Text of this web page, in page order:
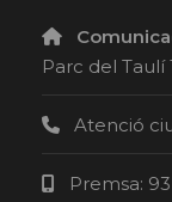
Parc del Taulí
Atenció
Premsa: